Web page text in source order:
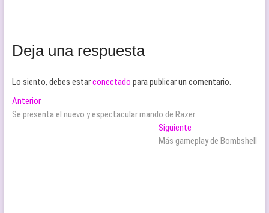
Deja una respuesta
Lo siento, debes estarconectado para publicar un comentario.
Navegación
de
AnteriorEntrada
anterior:
Se presenta el nuevo y espectacular mando de Razer
Siguiente
siguiente:
Más gameplay de Bombshell